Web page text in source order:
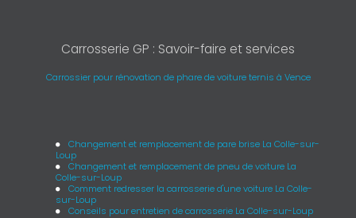
Carrosserie GP : Savoir-faire et services
Carrossier pour rénovation de phare de voiture ternis à Vence
Changement et remplacement de pare brise La Colle-sur-
Loup
Changement et remplacement de pneu de voiture La
Colle-sur-Loup
Comment redresser la carrosserie d'une voiture La Colle-
sur-Loup
Conseils pour entretien de carrosserie La Colle-sur-Loup